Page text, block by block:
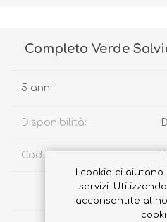
Completo Verde
5 anni
Disponibilità:
Cod. Sku:
I cookie ci
servizi.
acconsentite al